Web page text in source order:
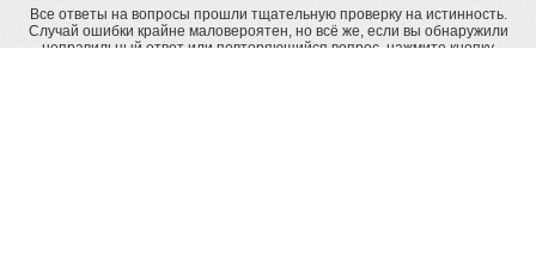
Все ответы на вопросы прошли тщательную проверку на истинность.
Случай ошибки крайне маловероятен, но всё же, если вы обнаружили
неправильный ответ или повторяющийся вопрос, нажмите кнопку